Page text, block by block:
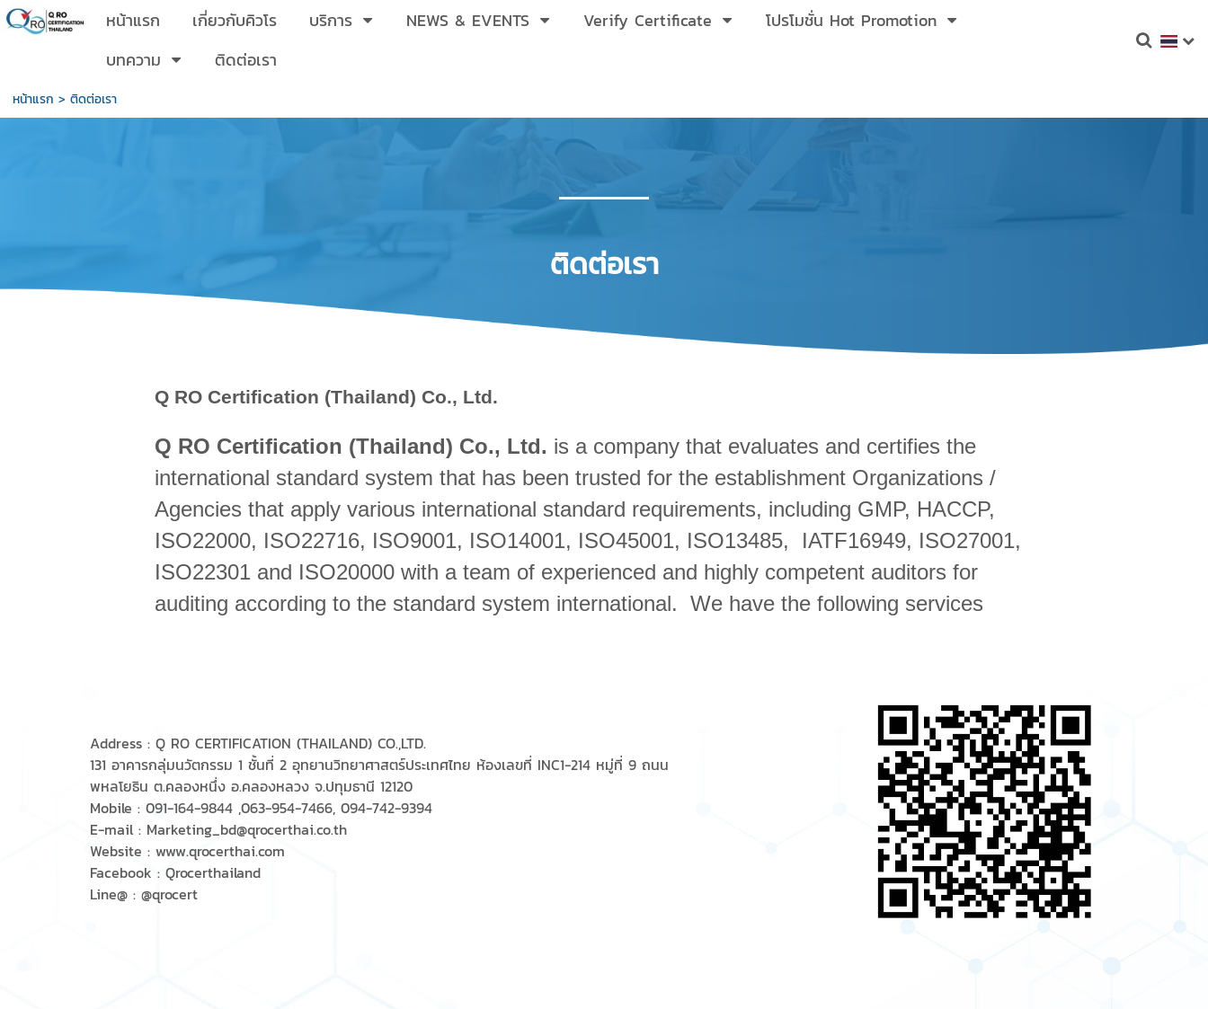
หน้าแรก เกี่ยวกับคิวโร บริการ NEWS & EVENTS Verify Certificate
โปรโมชั่น Hot Promotion
บทความ
ติดต่อเรา
หน้าแรก > ติดต่อเรา
ติดต่อเรา
Q RO Certification (Thailand) Co., Ltd.
Q RO Certification (Thailand) Co., Ltd. is a company that evaluates and certifies the
international standard system that has been trusted for the establishment Organizations /
Agencies that apply various international standard requirements, including GMP, HACCP,
ISO22000, ISO22716, ISO9001, ISO14001, ISO45001, ISO13485, IATF16949, ISO27001,
ISO22301 and ISO20000 with a team of experienced and highly competent auditors for
auditing according to the standard system international. We have the following services
Address : Q RO CERTIFICATION (THAILAND) CO.,LTD.
131 อาคารกลุ่มนวัตกรรม 1 ชั้นที่ 2 อุทยานวิทยาศาสตร์ประเทศไทย ห้องเลขที่ INC1-214 หมู่ที่ 9 ถนน
พหลโยธิน ต.คลองหนึ่ง อ.คลองหลวง จ.ปทุมธานี 12120
Mobile : 091-164-9844 ,063-954-7466, 094-742-9394
E-mail : Marketing_bd@qrocerthai.co.th
Website : www.qrocerthai.com
Facebook : Qrocerthailand
Line@ : @qrocert